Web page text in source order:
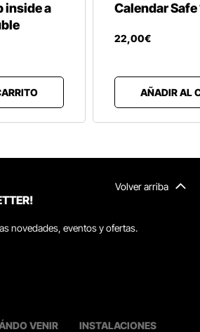
inside a
Calendar Safe
22,00€
AÑADIR AL
Volver arriba
novedades, eventos y ofertas.
VENIR INSTALACIONES